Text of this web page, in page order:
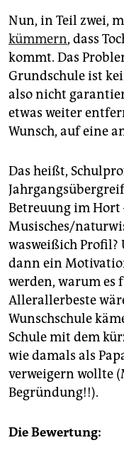
Nun, in Teil zwei,
kümmern, dass
kommt. Das
Grundschule ist
also nicht
etwas weiter
Wunsch, auf eine
Das heißt,
Betreuung im Hort
Musisches/
wasweißich Profil?
dann ein
werden, warum es
Allerallerbeste
Wunschschule
Schule mit dem
wie damals als
verweigern wollte
Begründung!!).
Die Bewertung: